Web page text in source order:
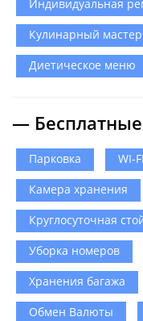
Индивидуальная
Кулинарный мастер
Диетическое меню
— Бесплатные
Парковка WI-FI
Камера хранения
Круглосуточная
Уборка номеров
Хранения багажа
Обмен Валюты